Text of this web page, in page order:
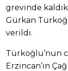
grevinde
Gürkan
verildi.
Türkoğlu’nun
Erzincan’ın